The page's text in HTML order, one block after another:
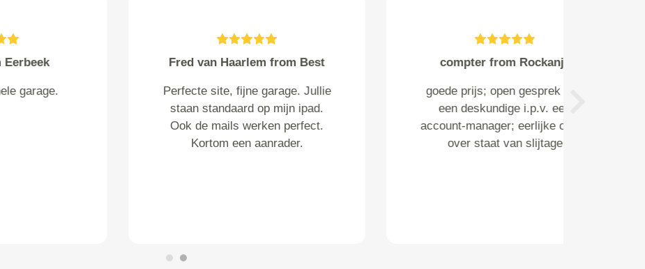
compter from Rockanje
goede prijs; open gesprek met
een deskundige i.p.v. een
account-manager; eerlijke opinie
over staat van slijtage
Bernadet DollÃ© from
Voor de eerste keer gebruik
gemaakt van deze garage. In
Ã©Ã©n woord, voortreffelijk.